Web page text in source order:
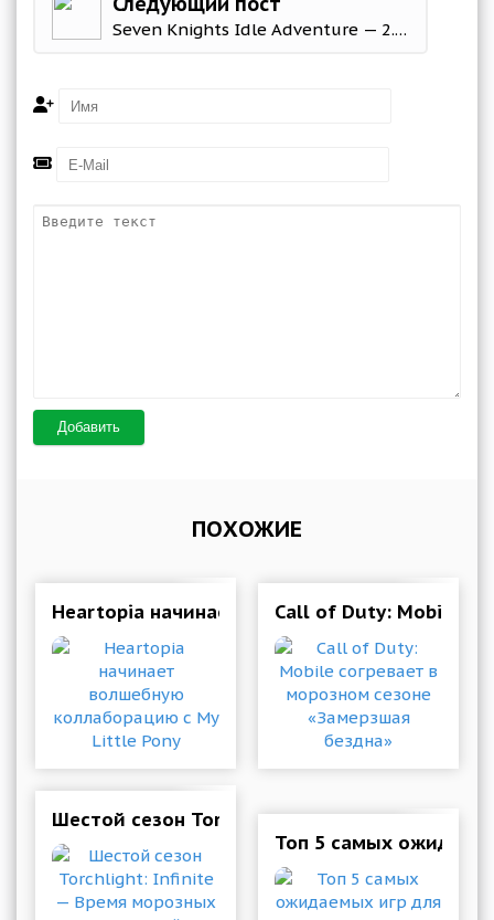
Seven Knights Idle Adventure — 2.5 года игре
Добавить
ПОХОЖИЕ
Heartopia начинает волшебнуюCall of Duty: Mobile
Шестой сезон Torchlight: Infinite — Время
Топ 5 самых